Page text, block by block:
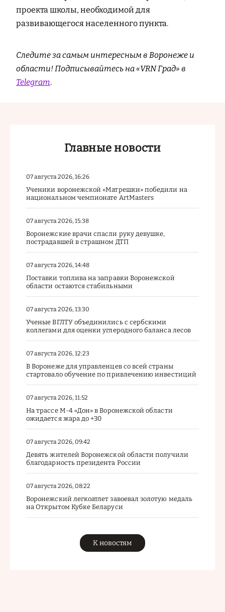
проекта школы, необходимой для
развивающегося населенного пункта.
Следите за самым интересным в Воронеже и
области! Подписывайтесь на «VRN Град» в
Telegram.
Главные новости
07 августа 2026, 16:26
Ученики воронежской «Матрешки» победили на
национальном чемпионате ArtMasters
07 августа 2026, 15:38
Воронежские врачи спасли руку девушке,
пострадавшей в страшном ДТП
07 августа 2026, 14:48
Поставки топлива на заправки Воронежской
области остаются стабильными
07 августа 2026, 13:30
Ученые ВГЛТУ объединились с сербскими
коллегами для оценки углеродного баланса лесов
07 августа 2026, 12:23
В Воронеже для управленцев со всей страны
стартовало обучение по привлечению инвестиций
07 августа 2026, 11:52
На трассе М-4 «Дон» в Воронежской области
ожидается жара до +30
07 августа 2026, 09:42
Девять жителей Воронежской области получили
благодарность президента России
07 августа 2026, 08:22
Воронежский легкоатлет завоевал золотую медаль
на Открытом Кубке Беларуси
К новостям